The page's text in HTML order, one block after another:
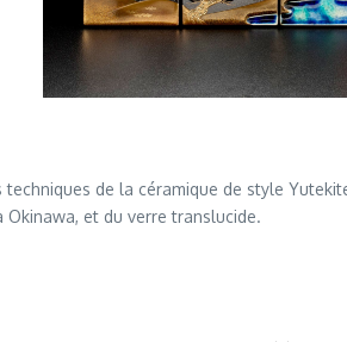
de la céramique de style
et du verre translucide.